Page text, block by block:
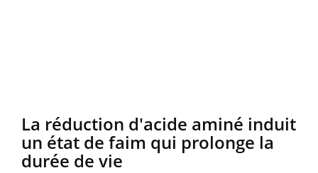
La réduction d'acide aminé induit
un état de faim qui prolonge la
durée de vie